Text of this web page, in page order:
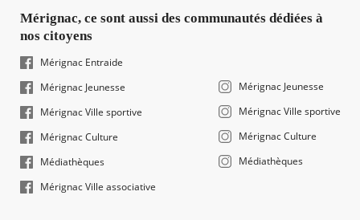
Mérignac, ce sont aussi des communautés dédiées à
nos citoyens
Mérignac Entraide
Mérignac Jeunesse
Mérignac Ville sportive
Mérignac Culture
Médiathèques
Mérignac Ville associative
Mérignac Jeunesse
Mérignac Ville sportive
Mérignac Culture
Médiathèques